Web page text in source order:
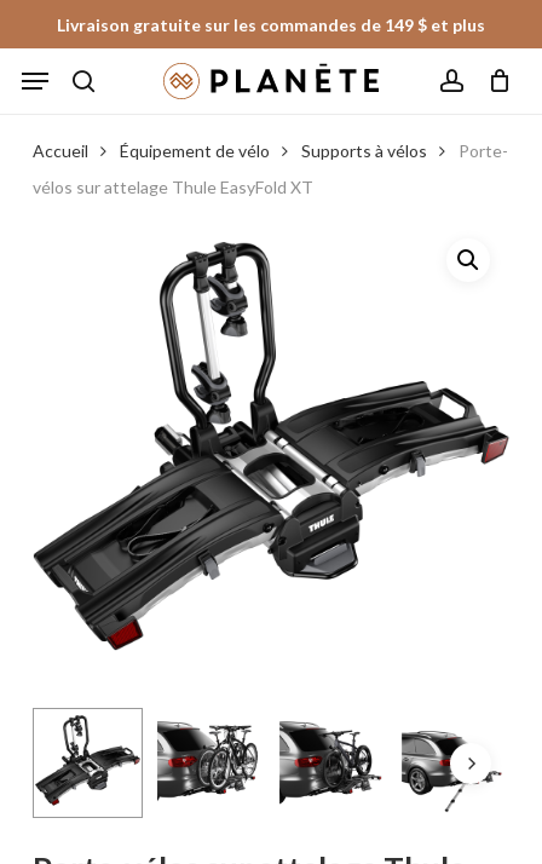
to
main
Livraison gratuite sur les commandes de 149 $ et plus
Menu
Fermer
le
panier
Accueil Équipement de vélo Supports à vélos
Porte-
vélos sur attelage Thule EasyFold XT